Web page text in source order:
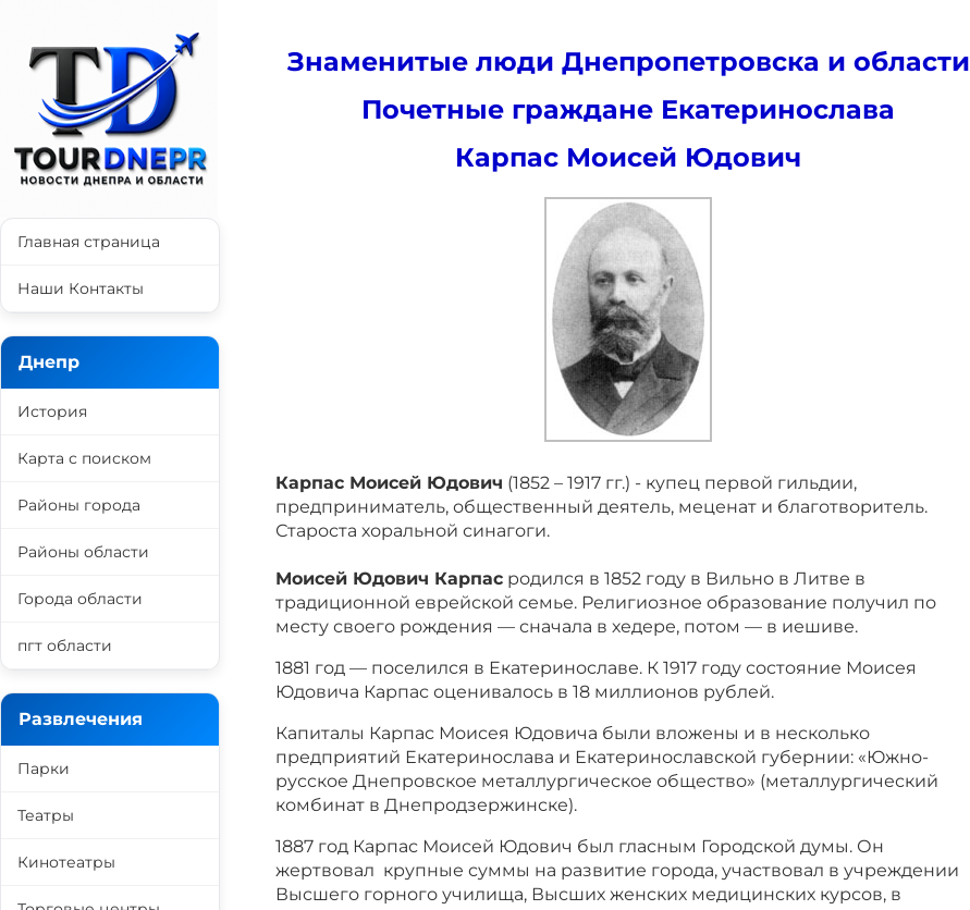
Знаменитые люди Днепропетровска и области
Почетные граждане Екатеринослава
Карпас Моисей Юдович
Карпас Моисей Юдович (1852 – 1917 гг.) - купец первой гильдии,
предприниматель, общественный деятель, меценат и благотворитель.
Староста хоральной синагоги.
Моисей Юдович Карпас родился в 1852 году в Вильно в Литве в
традиционной еврейской семье. Религиозное образование получил по
месту своего рождения — сначала в хедере, потом — в иешиве.
1881 год — поселился в Екатеринославе. К 1917 году состояние Моисея
Юдовича Карпас оценивалось в 18 миллионов рублей.
Капиталы Карпас Моисея Юдовича были вложены и в несколько
предприятий Екатеринослава и Екатеринославской губернии: «Южно-
русское Днепровское металлургическое общество» (металлургический
комбинат в Днепродзержинске).
1887 год Карпас Моисей Юдович был гласным Городской думы. Он
жертвовал крупные суммы на развитие города, участвовал в учреждении
Высшего горного училища, Высших женских медицинских курсов, в
Главная страница
Наши Контакты
Днепр
История
Карта с поиском
Районы города
Районы области
Города области
пгт области
Развлечения
Парки
Театры
Кинотеатры